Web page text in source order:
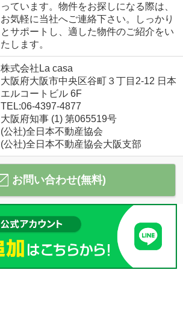
っています。物件をお探しになる際は、
お気軽に当社へご連絡下さい。しっかり
とサポートし、適した物件のご紹介をい
たします。
株式会社La casa
大阪府大阪市中央区谷町３丁目2-12 日本
エルコートビル 6F
TEL:06-4397-4877
大阪府知事 (1) 第065519号
(公社)全日本不動産協会
(公社)全日本不動産協会大阪支部
お問い合わせ(無料)